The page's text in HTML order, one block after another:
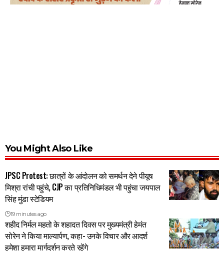
You Might Also Like
JPSC Protest: छात्रों के आंदोलन को समर्थन देने पीयूष
मिश्रा रांची पहुंचे, CJP का प्रतिनिधिमंडल भी पहुंचा जयपाल
सिंह मुंडा स्टेडियम
19 minutes ago
शहीद निर्मल महतो के शहादत दिवस पर मुख्यमंत्री हेमंत
सोरेन ने किया माल्यार्पण, कहा- उनके विचार और आदर्श
हमेशा हमारा मार्गदर्शन करते रहेंगे